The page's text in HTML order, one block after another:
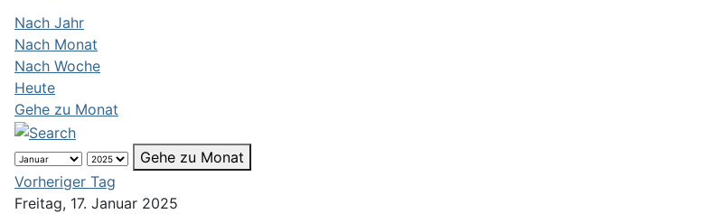
Nach Jahr
Nach Monat
Nach Woche
Heute
Gehe zu Monat
Gehe zu Monat
Vorheriger Tag
Freitag, 17. Januar 2025